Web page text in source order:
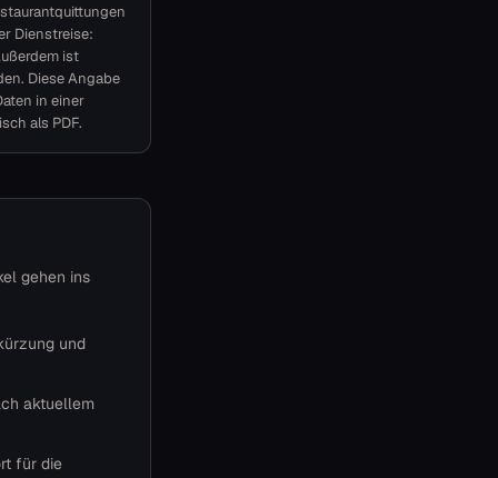
Dienstreise:
ist
Diese Angabe
in einer
als PDF.
gehen ins
und
aktuellem
für die